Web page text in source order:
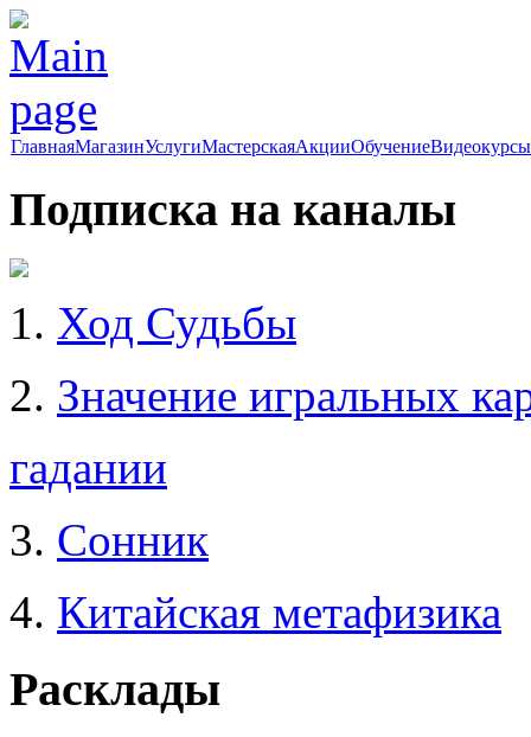
ГлавнаяМагазинУслугиМастерскаяАкцииОбучениеВидеокурсы
Подписка на каналы
1. Ход Судьбы
2. Значение игральных
гадании
3. Сонник
4. Китайская метафизика
Расклады